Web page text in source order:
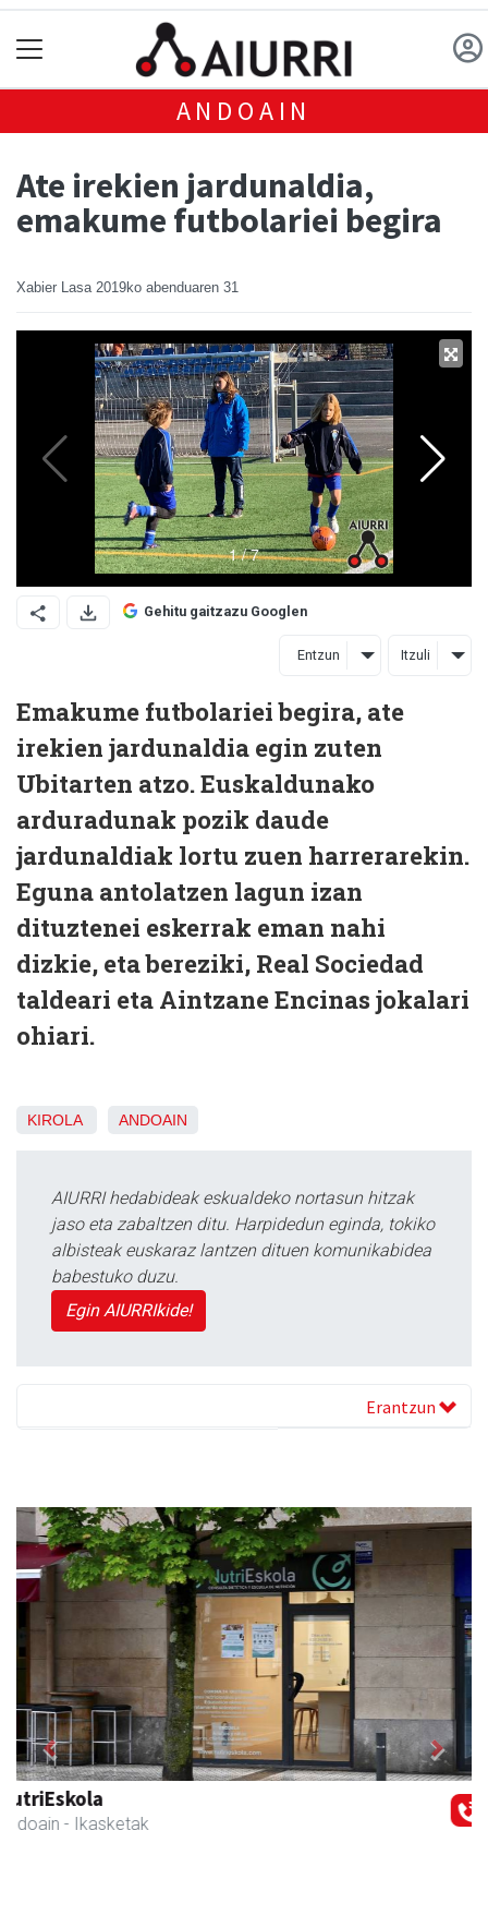
ANDOAIN
Ate irekien jardunaldia,
emakume futbolariei begira
Xabier Lasa 2019ko abenduaren 31
Gehitu gaitzazu Googlen
Entzun Itzuli
Emakume futbolariei begira, ate
irekien jardunaldia egin zuten
Ubitarten atzo. Euskaldunako
arduradunak pozik daude
jardunaldiak lortu zuen harrerarekin.
Eguna antolatzen lagun izan
dituztenei eskerrak eman nahi
dizkie, eta bereziki, Real Sociedad
taldeari eta Aintzane Encinas jokalari
ohiari.
KIROLA ANDOAIN
AIURRI hedabideak eskualdeko nortasun hitzak
jaso eta zabaltzen ditu. Harpidedun eginda, tokiko
albisteak euskaraz lantzen dituen komunikabidea
babestuko duzu.
Egin AIURRIkide!
Erantzun
Xixori belar-denda
Andoain - Belar-denda
Previous Next